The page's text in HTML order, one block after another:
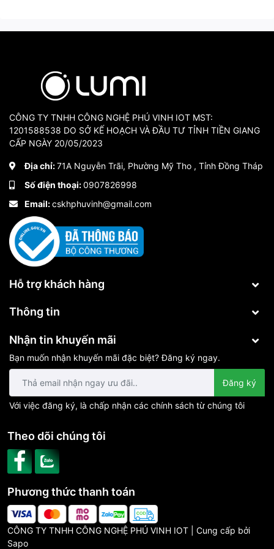
Remote kèm theo mạch
CÔNG TY TNHH CÔNG NGHỆ PHÚ VINH IOT MST:
1201588538 DO SỞ KẾ HOẠCH VÀ ĐẦU TƯ TỈNH TIỀN GIANG
CẤP NGÀY 20/05/2023
Địa chỉ:71A Nguyễn Trãi, Phường Mỹ Tho , Tỉnh Đồng Tháp
Số điện thoại:0907826998
Email:cskhphuvinh@gmail.com
Hỗ trợ khách hàng
Thông tin
Nhận tin khuyến mãi
Bạn muốn nhận khuyến mãi đặc biệt? Đăng ký ngay.
Đăng ký
Với việc đăng ký, là chấp nhận các chính sách từ chúng tôi
CÔNG TY TNHH CÔNG NGHỆ PHÚ VINH IOT | Cung cấp bởi
Sapo
Phương thức thanh toán
Theo dõi chúng tôi